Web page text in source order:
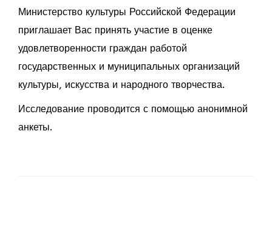
Министерство культуры Российской Федерации
приглашает Вас принять участие в оценке
удовлетворенности граждан работой
государственных и муниципальных организаций
культуры, искусства и народного творчества.
Исследование проводится с помощью анонимной
анкеты.